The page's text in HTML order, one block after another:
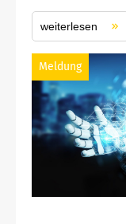
weiterlesen
Meldung